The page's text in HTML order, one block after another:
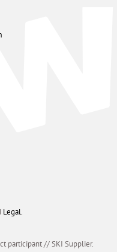
Legal.
participant//SKI Supplier.